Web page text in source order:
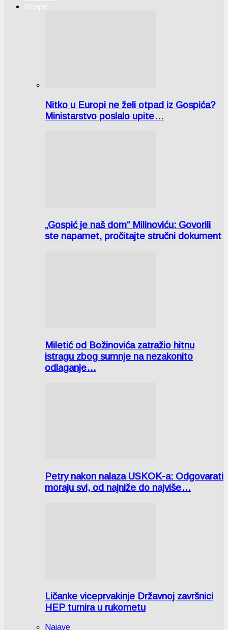
Gospić
Nitko u Europi ne želi otpad iz Gospića?
Ministarstvo poslalo upite…
„Gospić je naš dom“ Milinoviću: Govorili
ste napamet, pročitajte stručni dokument
Miletić od Božinovića zatražio hitnu
istragu zbog sumnje na nezakonito
odlaganje…
Petry nakon nalaza USKOK-a: Odgovarati
moraju svi, od najniže do najviše…
Ličanke viceprvakinje Državnoj završnici
HEP turnira u rukometu
Najave